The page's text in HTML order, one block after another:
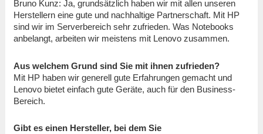
Bruno Kunz: Ja, grundsätzlich haben wir mit allen unseren
Herstellern eine gute und nachhaltige Partnerschaft. Mit HP
sind wir im Serverbereich sehr zufrieden. Was Notebooks
anbelangt, arbeiten wir meistens mit Lenovo zusammen.
Aus welchem Grund sind Sie mit ihnen zufrieden?
Mit HP haben wir generell gute Erfahrungen gemacht und
Lenovo bietet einfach gute Geräte, auch für den Business-
Bereich.
Gibt es einen Hersteller, bei dem Sie